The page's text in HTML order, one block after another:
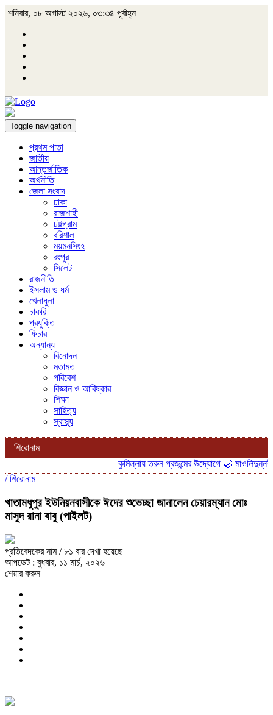
শনিবার, ০৮ অগাস্ট ২০২৬, ০৩:৩৪ পূর্বাহ্ন
Toggle navigation
প্রথম পাতা
জাতীয়
আন্তর্জাতিক
অর্থনীতি
জেলা সংবাদ
ঢাকা
রাজশাহী
চট্টগ্রাম
বরিশাল
ময়মনসিংহ
রংপুর
সিলেট
রাজনীতি
ইসলাম ও ধর্ম
খেলাধুলা
চাকরি
প্রযুক্তি
ফিচার
অন্যান্য
বিনোদন
মতামত
পরিবেশ
বিজ্ঞান ও আবিষ্কার
শিক্ষা
সাহিত্য
স্বাস্থ্য
শিরোনাম
কুমিল্লায় তরুন প্রজন্মের উদ্যোগে 🌙
/শিরোনাম
খাতামধুপুর ইউনিয়নবাসীকে ঈদের শুভেচ্ছা জানালেন চেয়ারম্যান মোঃ
মাসুদ রানা বাবু (পাইলট)
প্রতিবেদকের নাম/ ৮১ বার দেখা হয়েছে
আপডেট : বুধবার, ১১ মার্চ, ২০২৬
শেয়ার করুন